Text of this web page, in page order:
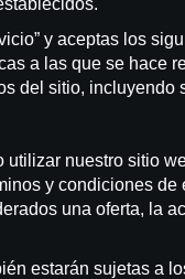
y aceptas los
a las que se hace
del sitio,
nuestro sitio
y condiciones
una oferta, la
estarán sujetas a